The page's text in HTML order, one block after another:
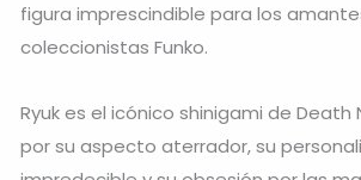
figura imprescindible para los
coleccionistas Funko.
Ryukes el icónico shinigami de Death
por su aspecto aterrador, su